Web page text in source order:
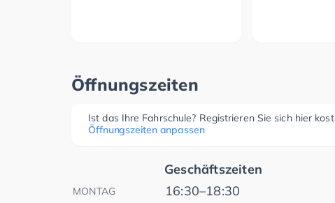
Öffnungszeiten
Ist das Ihre Fahrschule? Registrieren Sie sich hier
Öffnungszeiten anpassen
Geschäftszeiten
MONTAG 16:30–18:30